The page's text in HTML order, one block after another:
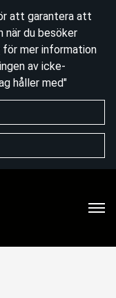
att garantera att
när du besöker
för mer information
av icke-
håller med"